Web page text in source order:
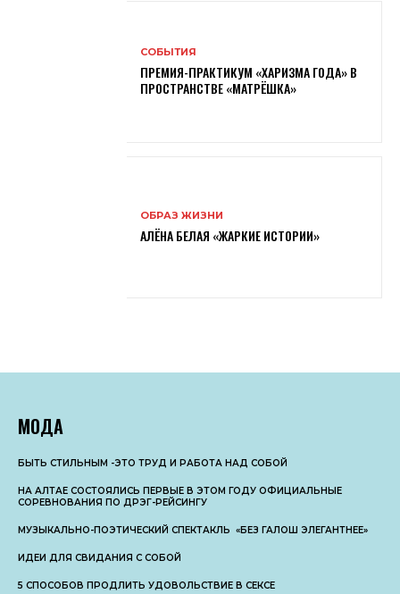
СОБЫТИЯ
ПРЕМИЯ-ПРАКТИКУМ «ХАРИЗМА ГОДА» В
ПРОСТРАНСТВЕ «МАТРЁШКА»
ОБРАЗ ЖИЗНИ
АЛЁНА БЕЛАЯ «ЖАРКИЕ ИСТОРИИ»
МОДА
БЫТЬ СТИЛЬНЫМ -ЭТО ТРУД И РАБОТА НАД СОБОЙ
НА АЛТАЕ СОСТОЯЛИСЬ ПЕРВЫЕ В ЭТОМ ГОДУ ОФИЦИАЛЬНЫЕ
СОРЕВНОВАНИЯ ПО ДРЭГ-РЕЙСИНГУ
МУЗЫКАЛЬНО-ПОЭТИЧЕСКИЙ СПЕКТАКЛЬ «БЕЗ ГАЛОШ ЭЛЕГАНТНЕЕ»
ИДЕИ ДЛЯ СВИДАНИЯ С СОБОЙ
5 СПОСОБОВ ПРОДЛИТЬ УДОВОЛЬСТВИЕ В СЕКСЕ